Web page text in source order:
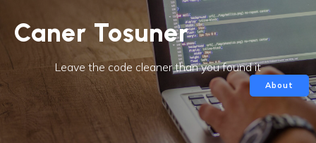
Caner Tosuner
Leave the code cleaner than you found it
About